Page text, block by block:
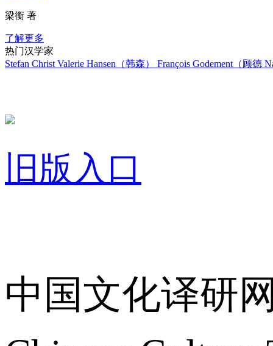
梁衡 著
了解更多
热门汉学家
Stefan Christ Valerie Hansen（韩森） François Godement（顾德
旧版入口
中国文化译研